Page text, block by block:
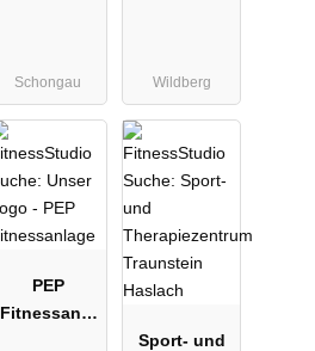
Schongau Wildberg
PEP
Fitnessanla
Sport- und